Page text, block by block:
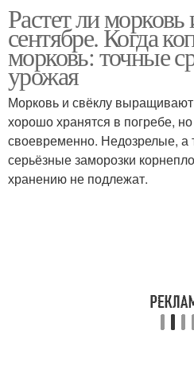
Растет ли морковь
сентябре. Когда
морковь: точные
урожая
Морковь и свёклу
хорошо хранятся в погребе,
своевременно. Недозрелые,
серьёзные заморозки
хранению не подлежат.